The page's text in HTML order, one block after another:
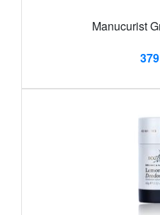
Manucurist